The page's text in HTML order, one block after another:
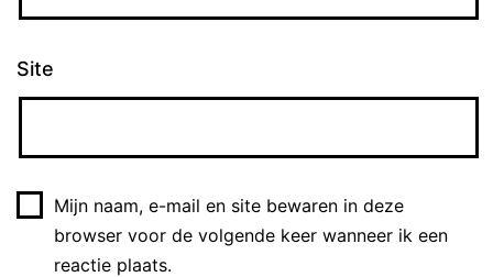
Site
Mijn naam, e-mail en site bewaren in deze
browser voor de volgende keer wanneer ik een
reactie plaats.